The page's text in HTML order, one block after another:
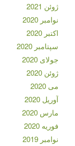
ژوئن 2021
نوامبر 2020
اکتبر 2020
سپتامبر 2020
جولای 2020
ژوئن 2020
می 2020
آوریل 2020
مارس 2020
فوریه 2020
نوامبر 2019